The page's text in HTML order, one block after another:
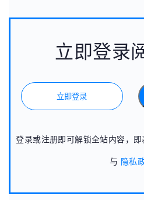
立即登录
立即登录
登录或注册即可解锁全站内容，
与 隐私